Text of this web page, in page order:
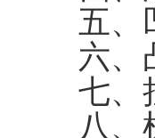
五、
六、
七、
八、